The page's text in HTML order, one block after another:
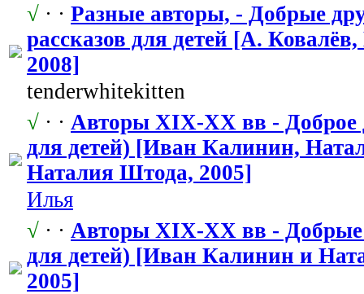
√ · · Разные авторы, - Добрые
рассказов для детей [А.
2008]
tenderwhitek​itten
√ · · Авторы XIX-XX вв - Доброе
для детей) [Иван Калинин,
Наталия Штода, 2005]
Илья
√ · · Авторы XIX-XX вв -
для детей) [Иван Калинин и
2005]